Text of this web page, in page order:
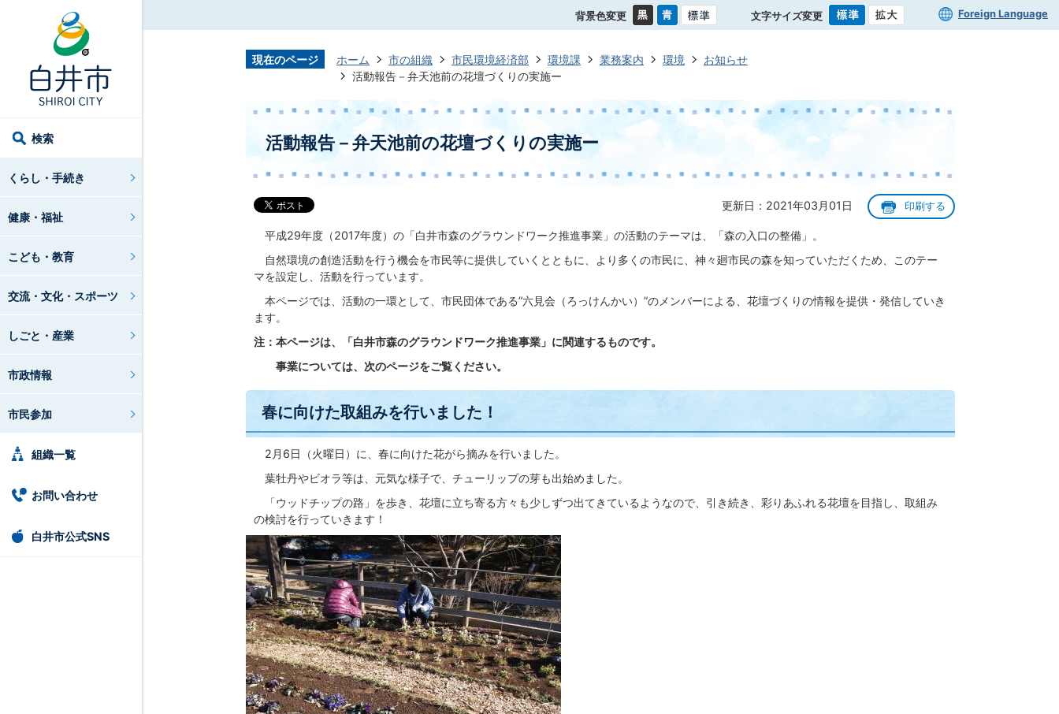
検索
くらし・手続き
健康・福祉
こども・教育
交流・文化・スポーツ
しごと・産業
市政情報
市民参加
組織一覧
お問い合わせ
白井市公式SNS
背景色変更 文字サイズ変更 Foreign Language
現在のページ ホーム 市の組織 市民環境経済部 環境課 業務案内 環境
お知らせ
活動報告－弁天池前の花壇づくりの実施ー
活動報告－弁天池前の花壇づくりの実施ー
更新日：2021年03月01日 印刷する
平成29年度（2017年度）の「白井市森のグラウンドワーク推進事業」の活動のテーマは、「森の入口の整備」。
自然環境の創造活動を行う機会を市民等に提供していくとともに、より多くの市民に、神々廻市民の森を知っていただくため、このテー
マを設定し、活動を行っています。
本ページでは、活動の一環として、市民団体である”六見会（ろっけんかい）”のメンバーによる、花壇づくりの情報を提供・発信していき
ます。
注：本ページは、「白井市森のグラウンドワーク推進事業」に関連するものです。
事業については、次のページをご覧ください。
春に向けた取組みを行いました！
2月6日（火曜日）に、春に向けた花がら摘みを行いました。
葉牡丹やビオラ等は、元気な様子で、チューリップの芽も出始めました。
「ウッドチップの路」を歩き、花壇に立ち寄る方々も少しずつ出てきているようなので、引き続き、彩りあふれる花壇を目指し、取組み
の検討を行っていきます！